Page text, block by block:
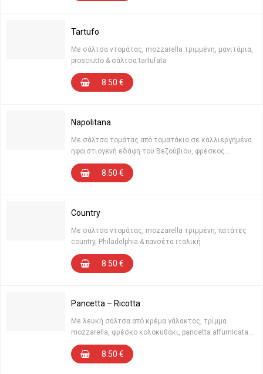
Tartufo
Με σάλτσα ντομάτας, mozzarella τριμμένη, μανιτάρια,
prosciutto & σάλτσα tartufata
8.50 €
Napolitana
Με σάλτσα τομάτας από τοματάκια σε καλλιεργημένα
ηφαιστιογενή εδάφη του Βεζούβιου, φρέσκος
βασιλικός, τοματίνια, φρέσκια mozzarella,
σκορδόλαδο, φρεσκοτριμμένο μαύρο πιπέρι
8.50 €
Country
Με σάλτσα ντομάτας, mozzarella τριμμένη, πατάτες
country, Philadelphia & πανσέτα ιταλική
8.50 €
Pancetta – Ricotta
Με λευκή σάλτσα από κρέμα γάλακτος, τρίμμα
mozzarella, φρέσκο κολοκυθάκι, pancetta affumicata
Villani καπνιστή, κρέμα ricotta, φρέσκοτριμμένο μαύρο
πιπέρι & καπνιστό αλάτι Μεσολογγίου
8.50 €